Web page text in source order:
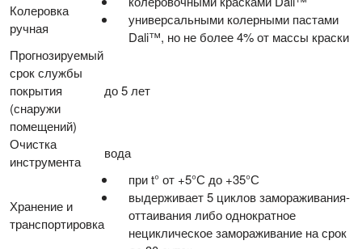
Колеровка
ручная
универсальными колерными пастами
Dali™, но не более 4% от массы краски
Прогнозируемый
срок службы
покрытия
(снаружи
помещений)
до 5 лет
Очистка
инструмента
вода
Хранение и
транспортировка
при t° от +5°С до +35°С
выдерживает 5 циклов замораживания-
оттаивания либо однократное
нециклическое замораживание на срок